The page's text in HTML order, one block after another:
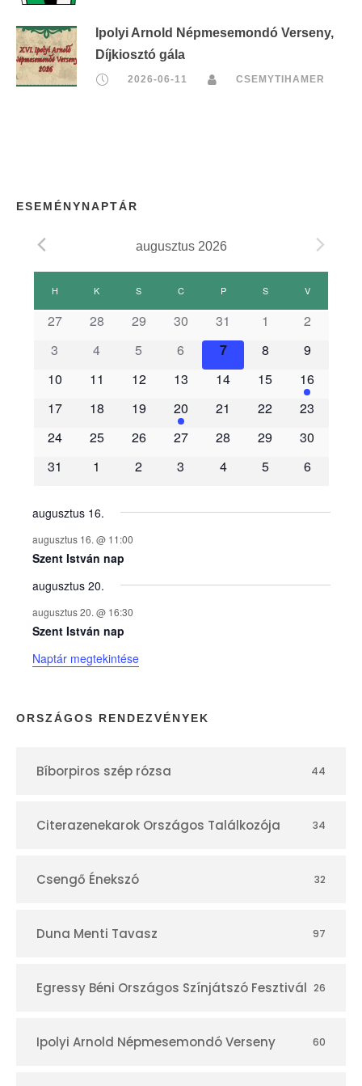
Ipolyi Arnold Népmesemondó Verseny,
Díjkiosztó gála
2026-06-11 CSEMYTIHAMER
ESEMÉNYNAPTÁR
augusztus 2026
E
m
é
n
y
e
k
n
a
p
r
H K S CCSÜTÖRTÖK
PPÉNTEK SSZOMBAT
VVASÁRNAP
27 28 29 30 31 1
2
3
4 5 6 7 8
9
10
11 12 13 14 15
16
17
18 19 20 21 22
23
24
25 26 27 28 29
30
31
1 2 3 4 5 6
augusztus 16.
augusztus 16. @ 11:00
Szent István nap
augusztus 20.
augusztus 20. @ 16:30
Szent István nap
Naptár megtekintése
ORSZÁGOS RENDEZVÉNYEK
Bíborpiros szép rózsa 44
Citerazenekarok Országos Találkozója 34
Csengő Énekszó 32
Duna Menti Tavasz 97
Egressy Béni Országos Színjátszó Fesztivál 26
Ipolyi Arnold Népmesemondó Verseny 60